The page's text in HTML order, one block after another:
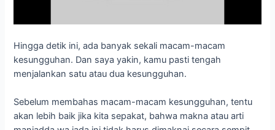
bersungguh-sungguh dalam perkara dunia dan akhirat.
Kesungguhan dalam mendapatkan Ridha Allah
kesungguhan satu ini adalah sebuah kesungguhan yang
paling utama.